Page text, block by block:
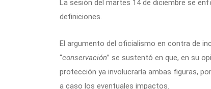
La sesión del martes 14 de diciembre se
definiciones.
El argumento del oficialismo en contra de
“conservación” se sustentó en que, en su
protección ya involucraría ambas figuras,
a caso los eventuales impactos.